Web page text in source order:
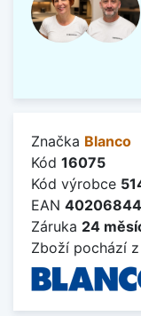
Značka Blanco
Kód 16075
Kód výrobce
EAN
Záruka 24
Zboží pochází